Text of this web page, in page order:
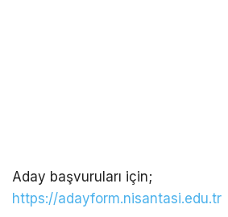
Aday başvuruları için;
https://adayform.nisantasi.edu.tr